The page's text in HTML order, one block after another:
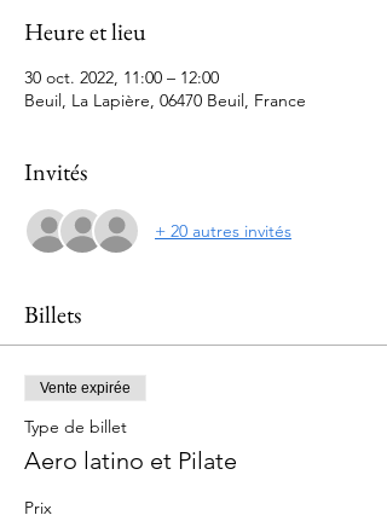
Heure et lieu
30 oct. 2022, 11:00 – 12:00
Beuil, La Lapière, 06470 Beuil, France
Invités
+ 20 autres invités
Billets
Vente expirée
Type de billet
Aero latino et Pilate
Prix